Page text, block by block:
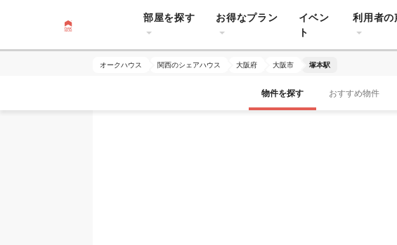
部屋を探す お得なプラン
イベン
ト
利用者の
オークハウス 関西のシェアハウス 大阪府 大阪市 塚本駅
物件を探す おすすめ物件